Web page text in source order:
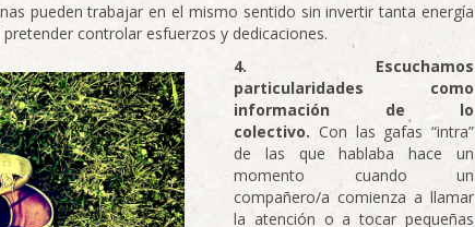
pueden trabajar en el mismo sentido sin invertir tanta energía
controlar esfuerzos y dedicaciones.
4. Escuchamos
particularidades como
información de lo
colectivo. Con las gafas “intra”
de las que hablaba hace un
momento cuando un
compañero/a comienza a llamar
la atención o a tocar pequeñas